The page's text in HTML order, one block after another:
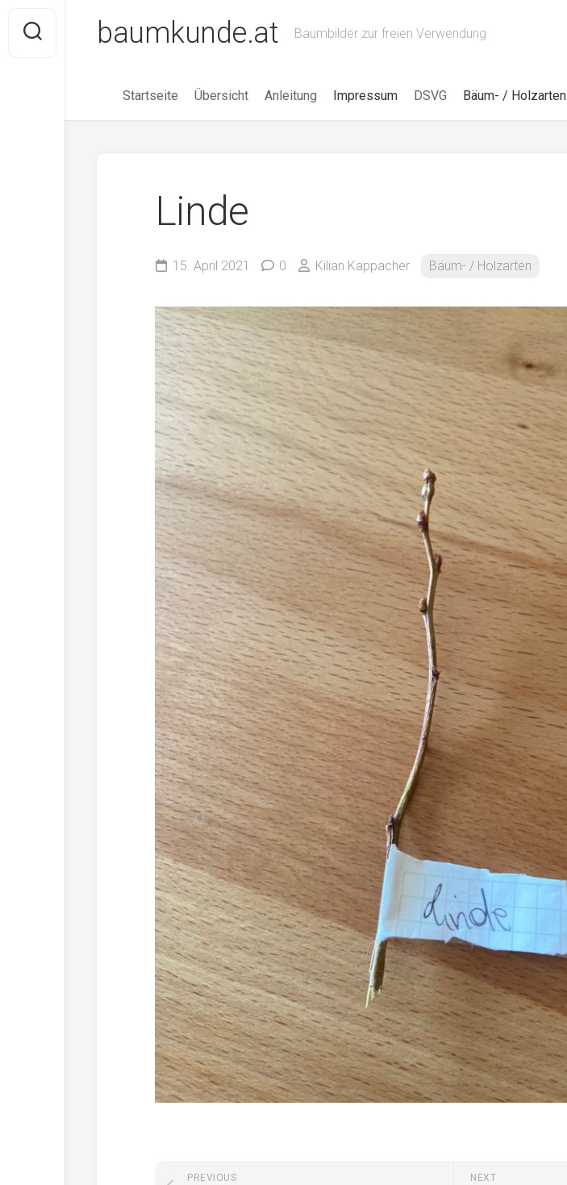
content
baumkunde.at Baumbilder zur freien Verwendung
Startseite Übersicht Anleitung Impressum DSVG Bäum- / Holzarten
Eibe
Erle
Esche
Fichte
Ginkgo
Hartriegel
Hasel
Hollunder
Kastanie
Kiefer
Lärche
Linde
Mammutbaum
Nuss
Pappel
Platane
Robinie
Tanne
Tulpenbaum
Vogelbeere
Weide
Weißdorn
Zirbe
Andere
Linde
15. April 2021 0 Kilian Kappacher Bäum- / Holzarten
NEXT
PREVIOUS